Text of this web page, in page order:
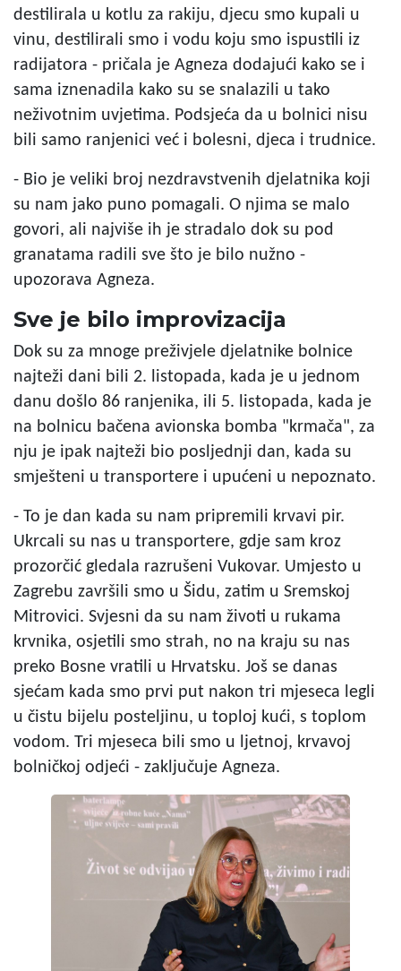
destilirala u kotlu za rakiju, djecu smo kupali u
vinu, destilirali smo i vodu koju smo ispustili iz
radijatora - pričala je Agneza dodajući kako se i
sama iznenadila kako su se snalazili u tako
neživotnim uvjetima. Podsjeća da u bolnici nisu
bili samo ranjenici već i bolesni, djeca i trudnice.
- Bio je veliki broj nezdravstvenih djelatnika koji
su nam jako puno pomagali. O njima se malo
govori, ali najviše ih je stradalo dok su pod
granatama radili sve što je bilo nužno -
upozorava Agneza.
Sve je bilo improvizacija
Dok su za mnoge preživjele djelatnike bolnice
najteži dani bili 2. listopada, kada je u jednom
danu došlo 86 ranjenika, ili 5. listopada, kada je
na bolnicu bačena avionska bomba "krmača", za
nju je ipak najteži bio posljednji dan, kada su
smješteni u transportere i upućeni u nepoznato.
- To je dan kada su nam pripremili krvavi pir.
Ukrcali su nas u transportere, gdje sam kroz
prozorčić gledala razrušeni Vukovar. Umjesto u
Zagrebu završili smo u Šidu, zatim u Sremskoj
Mitrovici. Svjesni da su nam životi u rukama
krvnika, osjetili smo strah, no na kraju su nas
preko Bosne vratili u Hrvatsku. Još se danas
sjećam kada smo prvi put nakon tri mjeseca legli
u čistu bijelu posteljinu, u toploj kući, s toplom
vodom. Tri mjeseca bili smo u ljetnoj, krvavoj
bolničkoj odjeći - zaključuje Agneza.